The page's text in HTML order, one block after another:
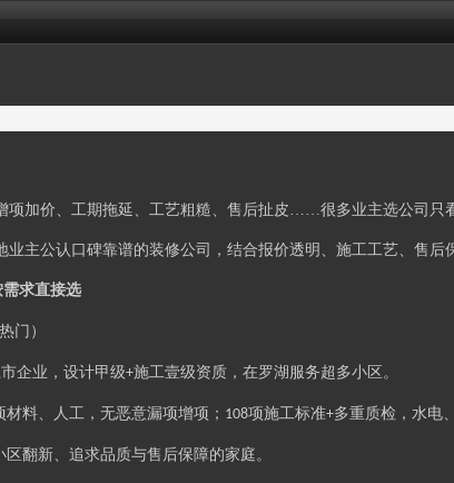
项加价、工期拖延、工艺粗糙、售后扯皮……很多业主选公司只
业主公认口碑靠谱的装修公司，结合报价透明、施工工艺、售
求直接选
门）
企业，设计甲级+施工壹级资质，在罗湖服务超多小区。
料、人工，无恶意漏项增项； 108项施工标准+多重质检，水电
翻新、追求品质与售后保障的家庭。